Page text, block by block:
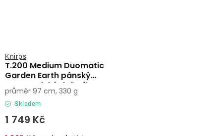
T.200 Medium Duomatic
Garden Earth pánský
automatický deštník
Knirps
Skladem
1 749 Kč
průměr 97 cm, 330 g